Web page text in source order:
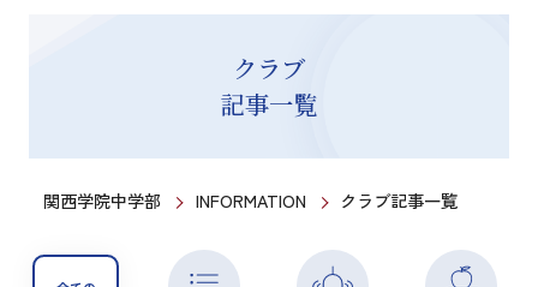
クラブ
記事一覧
関西学院中学部 INFORMATION クラブ記事一覧